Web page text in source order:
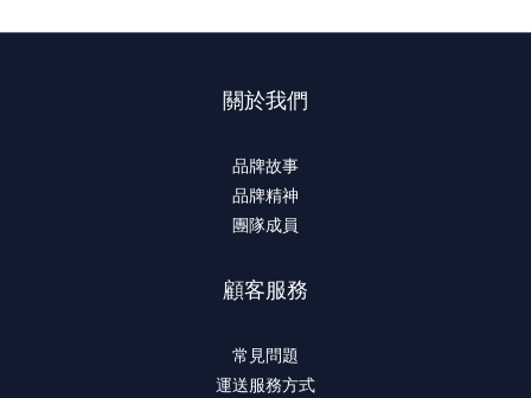
關於我們
品牌故事
品牌精神
團隊成員
顧客服務
常見問題
運送服務方式